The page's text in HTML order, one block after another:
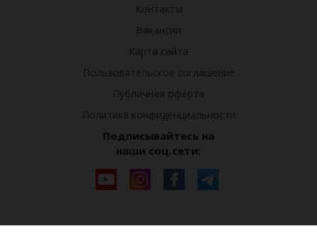
Контакты
Вакансии
Карта сайта
Пользовательское соглашение
Публичная оферта
Политика конфиденциальности
Подписывайтесь на
наши соц.сети: